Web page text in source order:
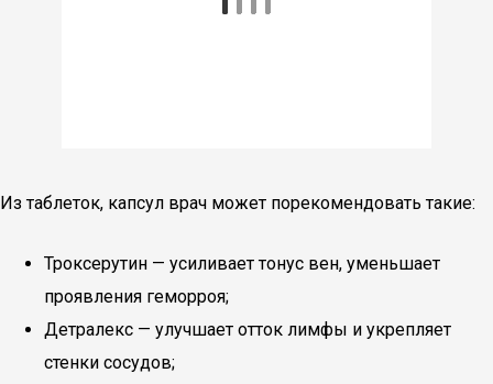
Из таблеток, капсул врач может порекомендовать такие:
Троксерутин — усиливает тонус вен, уменьшает
проявления геморроя;
Детралекс — улучшает отток лимфы и укрепляет
стенки сосудов;